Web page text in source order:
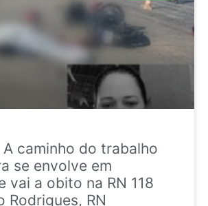
caminho do trabalho
se envolve em
vai a obito na RN 118
Rodrigues, RN